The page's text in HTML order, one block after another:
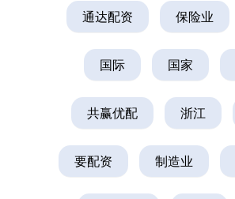
通达配资 保险业
国际 国家
共赢优配 浙江
要配资 制造业